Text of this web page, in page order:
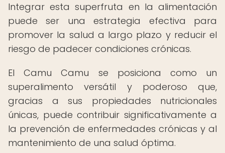
Integrar esta superfruta en la alimentación
puede ser una estrategia efectiva para
promover la salud a largo plazo y reducir el
riesgo de padecer condiciones crónicas.
El Camu Camu se posiciona como un
superalimento versátil y poderoso que,
gracias a sus propiedades nutricionales
únicas, puede contribuir significativamente a
la prevención de enfermedades crónicas y al
mantenimiento de una salud óptima.